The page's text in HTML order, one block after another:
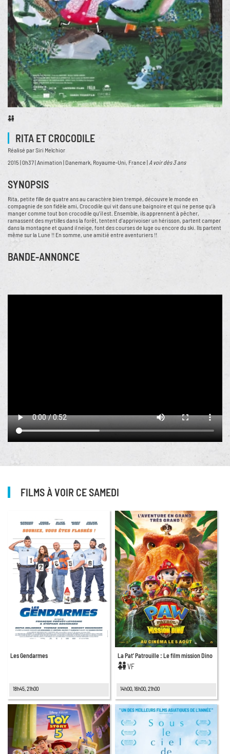
RITA ET CROCODILE
Réalisé par Siri Melchior
2015 | 0h37 | Animation | Danemark, Royaume-Uni, France | A voir dès 3 ans
SYNOPSIS
Rita, petite fille de quatre ans au caractère bien trempé, découvre le monde en
compagnie de son fidèle ami, Crocodile qui vit dans une baignoire et qui ne pense qu’à
manger comme tout bon crocodile qu’il est. Ensemble, ils apprennent à pêcher,
ramassent des myrtilles dans la forêt, tentent d’apprivoiser un hérisson, partent camper
dans la montagne et quand il neige, font des courses de luge ou encore du ski. Ils partent
même sur la Lune !! En somme, une amitié entre aventuriers !!
BANDE-ANNONCE
FILMS À VOIR CE SAMEDI
Les Gendarmes
18h45, 21h00
La Pat’ Patrouille : Le film mission Dino
VF
14h00, 16h00, 21h00